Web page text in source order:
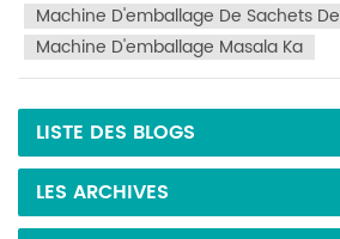
flétri. Ce processus consiste à
l'humidité des feuilles de thé, ce qui
fixation consiste à arrêter rapidement
fermentation du thé grâce à un
température, en conservant la
thé.Rouler : Rouler consiste à pétrir
forme requise, tout en détruisant les
Machine D'emballage De Sachets
Machine D'emballage Masala Ka
LISTE DES BLOGS
LES ARCHIVES